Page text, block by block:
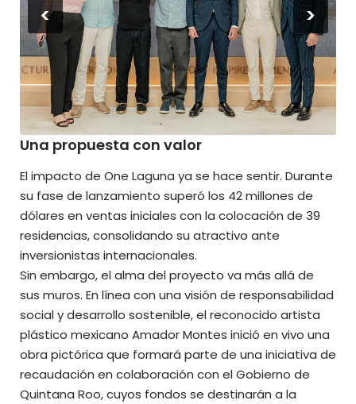
< >
Una propuesta con valor
El impacto de One Laguna ya se hace sentir. Durante
su fase de lanzamiento superó los 42 millones de
dólares en ventas iniciales con la colocación de 39
residencias, consolidando su atractivo ante
inversionistas internacionales.
Sin embargo, el alma del proyecto va más allá de
sus muros. En línea con una visión de responsabilidad
social y desarrollo sostenible, el reconocido artista
plástico mexicano Amador Montes inició en vivo una
obra pictórica que formará parte de una iniciativa de
recaudación en colaboración con el Gobierno de
Quintana Roo, cuyos fondos se destinarán a la